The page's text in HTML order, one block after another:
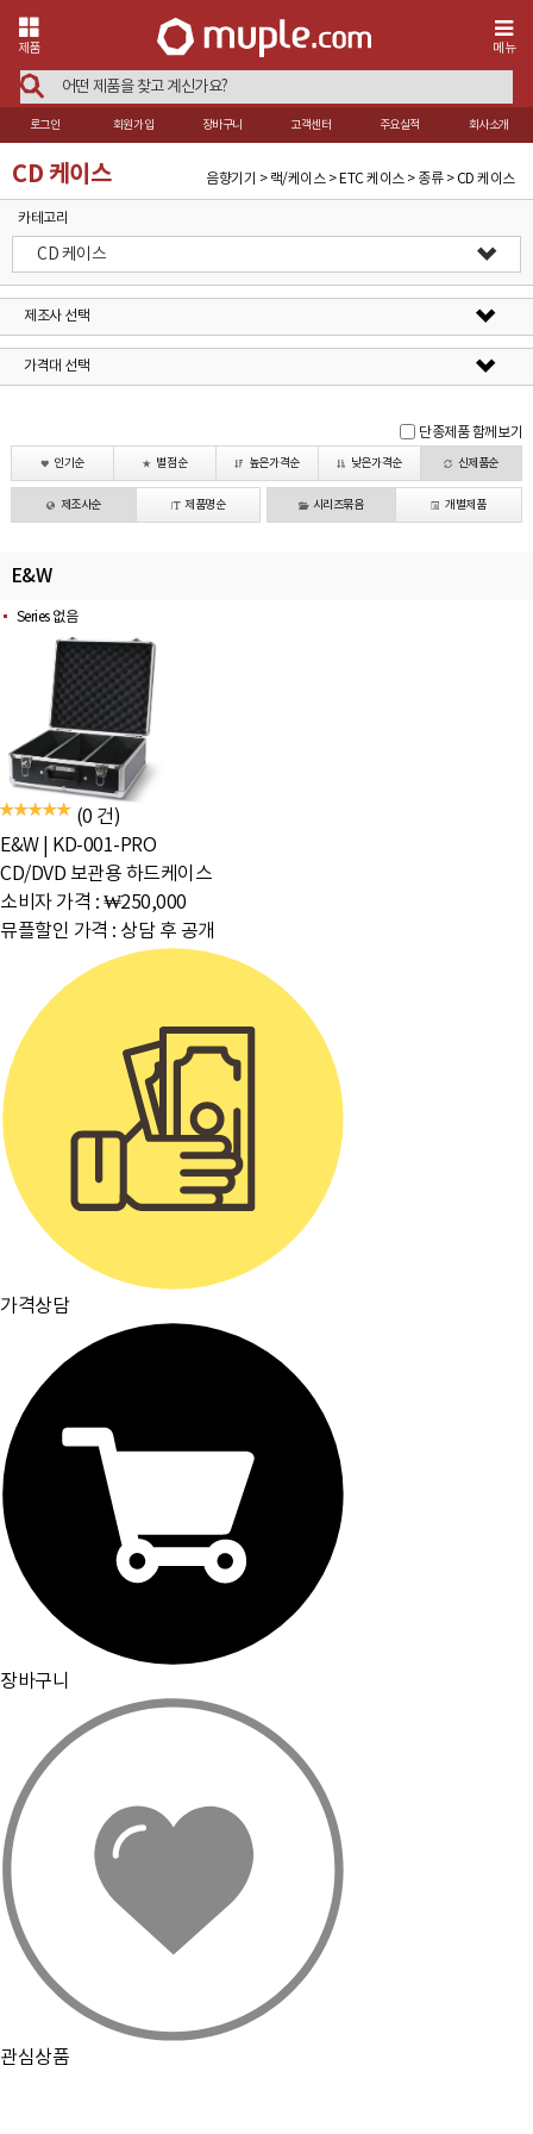
제품 메뉴
로그인 회원가입 장바구니 고객센터 주요실적 회사소개
CD 케이스 음향기기 > 랙/케이스 > ETC 케이스 > 종류 > CD 케이스
카테고리
CD 케이스
제조사 선택
가격대 선택
단종제품 함께보기
인기순 별점순 높은가격순 낮은가격순 신제품순
제조사순 제품명순 시리즈묶음 개별제품
E&W
Series 없음
(0 건)
E&W
KD-001-PRO
CD/DVD 보관용 하드케이스
소비자 가격 : ₩250,000
뮤플할인 가격 : 상담 후 공개
가격상담
장바구니
관심상품
개인정보취급방침
[뮤플닷컴]
경기도 하남시 미사강변서로 16 하우스디스마트밸리 F209호(풍산동)
대표이사 : 오세준
[사업자정보 확인]
전화번호 : 02) 2057-7401~4
분쟁조정기관표시 : 소비자보호원, 전자거래분쟁중재위원회
이메일 : admin@muple.com (이메일주소 무단수
PC화면으로 보기